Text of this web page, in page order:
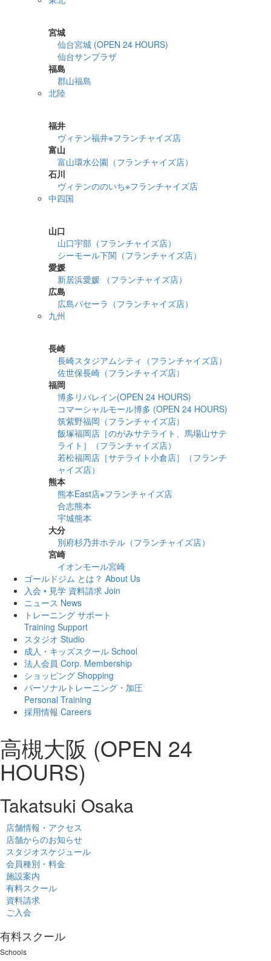
宮城
仙台宮城 (OPEN 24 HOURS)
仙台サンプラザ
福島
郡山福島
北陸
福井
ヴィテン福井※フランチャイズ店
富山
富山環水公園（フランチャイズ店）
石川
ヴィテンののいち※フランチャイズ店
中四国
山口
山口宇部（フランチャイズ店）
シーモール下関（フランチャイズ店）
愛媛
新居浜愛媛 （フランチャイズ店）
広島
広島パセーラ（フランチャイズ店）
九州
長崎
長崎スタジアムシティ（フランチャイズ店）
佐世保長崎（フランチャイズ店）
福岡
博多リバレイン(OPEN 24 HOURS)
コマーシャルモール博多 (OPEN 24 HOURS)
筑紫野福岡（フランチャイズ店）
飯塚福岡店［のがみサテライト、馬場山サテ
ライト］（フランチャイズ店）
若松福岡店［サテライト小倉店］（フランチ
ャイズ店）
熊本
熊本East店※フランチャイズ店
合志熊本
宇城熊本
大分
別府杉乃井ホテル（フランチャイズ店）
宮崎
イオンモール宮崎
ゴールドジム とは？ About Us
入会 • 見学 資料請求 Join
ニュース News
トレーニング サポート
Training Support
スタジオ Studio
成人・キッズスクール School
法人会員 Corp. Membership
ショッピング Shopping
パーソナルトレーニング・加圧
Personal Training
採用情報 Careers
高槻大阪 (OPEN 24
HOURS)
Takatsuki Osaka
店舗情報・アクセス
店舗からのお知らせ
スタジオスケジュール
会員種別・料金
施設案内
有料スクール
資料請求
ご入会
有料スクール
Schools